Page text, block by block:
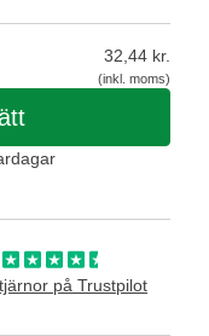
32,44 kr.
(inkl. moms)
på Trustpilot